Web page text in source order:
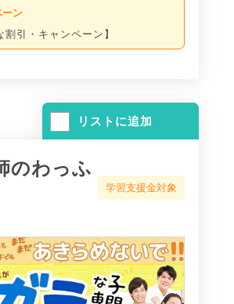
ーン
割引・キャンペーン】
リストに追加
のわっふ
学習支援金対象